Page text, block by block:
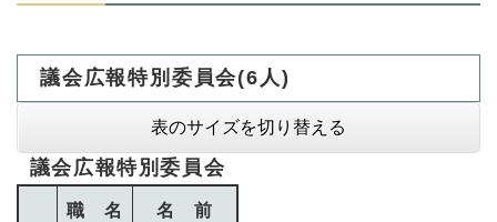
議会広報特別委員会(6人)
表のサイズを切り替える
議会広報特別委員会
職 名 名 前